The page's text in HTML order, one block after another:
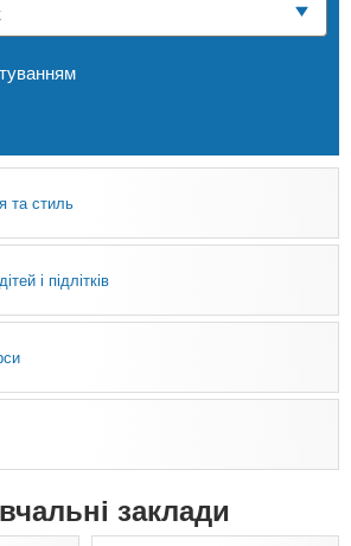
Приватні школи
та стиль
і підлітків
заклади